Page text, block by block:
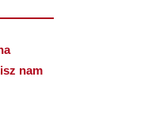
nam